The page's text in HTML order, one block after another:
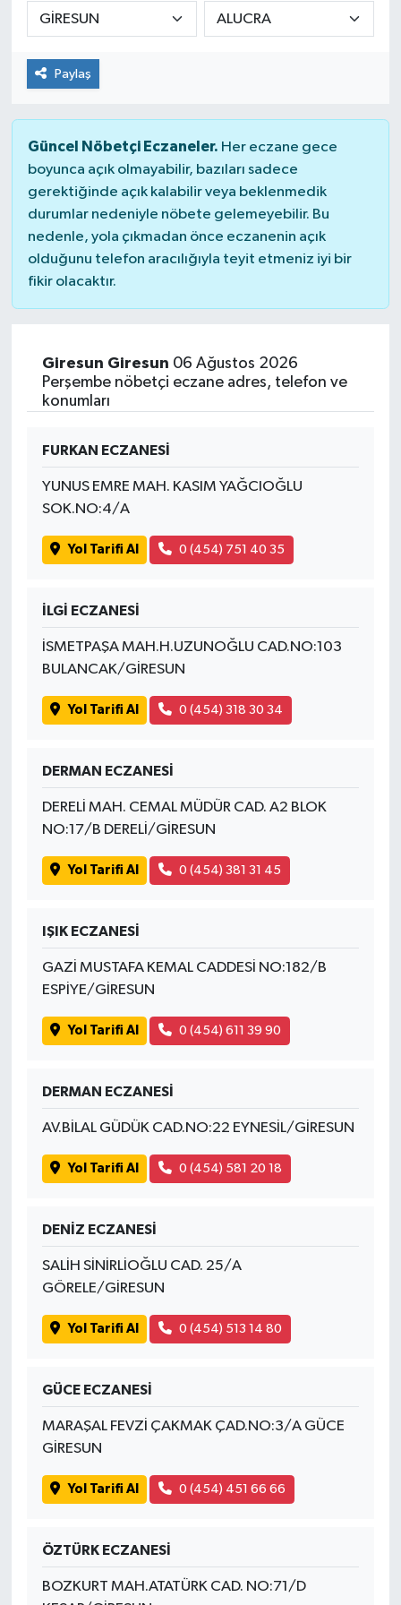
Paylaş
Güncel Nöbetçi Eczaneler. Her eczane gece
boyunca açık olmayabilir, bazıları sadece
gerektiğinde açık kalabilir veya beklenmedik
durumlar nedeniyle nöbete gelemeyebilir. Bu
nedenle, yola çıkmadan önce eczanenin açık
olduğunu telefon aracılığıyla teyit etmeniz iyi bir
fikir olacaktır.
Giresun Giresun 06 Ağustos 2026
Perşembe nöbetçi eczane adres, telefon ve
konumları
FURKAN ECZANESİ
YUNUS EMRE MAH. KASIM YAĞCIOĞLU
SOK.NO:4/A
Yol Tarifi Al 0 (454) 751 40 35
İLGİ ECZANESİ
İSMETPAŞA MAH.H.UZUNOĞLU CAD.NO:103
BULANCAK/GİRESUN
Yol Tarifi Al 0 (454) 318 30 34
DERMAN ECZANESİ
DERELİ MAH. CEMAL MÜDÜR CAD. A2 BLOK
NO:17/B DERELİ/GİRESUN
Yol Tarifi Al 0 (454) 381 31 45
IŞIK ECZANESİ
GAZİ MUSTAFA KEMAL CADDESİ NO:182/B
ESPİYE/GİRESUN
Yol Tarifi Al 0 (454) 611 39 90
DERMAN ECZANESİ
AV.BİLAL GÜDÜK CAD.NO:22 EYNESİL/GİRESUN
Yol Tarifi Al 0 (454) 581 20 18
DENİZ ECZANESİ
SALİH SİNİRLİOĞLU CAD. 25/A
GÖRELE/GİRESUN
Yol Tarifi Al 0 (454) 513 14 80
GÜCE ECZANESİ
MARAŞAL FEVZİ ÇAKMAK ÇAD.NO:3/A GÜCE
GİRESUN
Yol Tarifi Al 0 (454) 451 66 66
ÖZTÜRK ECZANESİ
BOZKURT MAH.ATATÜRK CAD. NO:71/D
Dursunbey
Edremit
EĞİTİM
EKONOMİ
Erdek
Gömeç
Havran
İvrindi
KENT GÜNDEMİ
Kepsut
MAGAZİN
MANŞET
Manyas
OLAY
OTOMOTİV
Resmi İlanlar
Savaştepe
SEYAHAT
SİYASET
SPOR
SÜRMANŞET
Susurluk
TARİHTE BUGÜN
VİZYONDAKİLER
YAŞAM